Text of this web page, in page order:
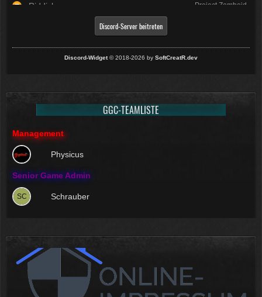
Riddick
Project Zomboid
Discord-Server beitreten
Discord-Widget© 2018-2026 by SoftCreatR.dev
GGC-TEAMLISTE
Management
Physicus
Senior Game Admin
Schrauber